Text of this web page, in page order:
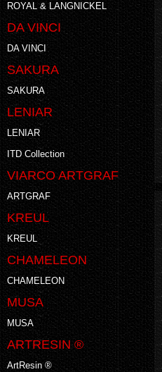
ROYAL & LANGNICKEL
DA VINCI
DA VINCI
SAKURA
SAKURA
LENIAR
LENIAR
ITD Collection
VIARCO ARTGRAF
ARTGRAF
KREUL
KREUL
CHAMELEON
CHAMELEON
MUSA
MUSA
ARTRESIN ®
ArtResin ®